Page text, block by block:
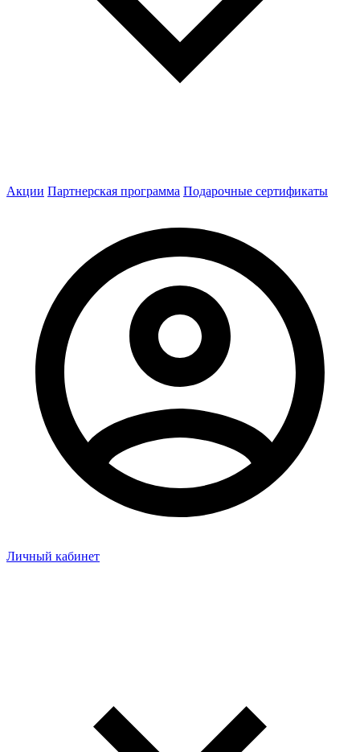
Акции Партнерская программа Подарочные сертификаты
Личный кабинет